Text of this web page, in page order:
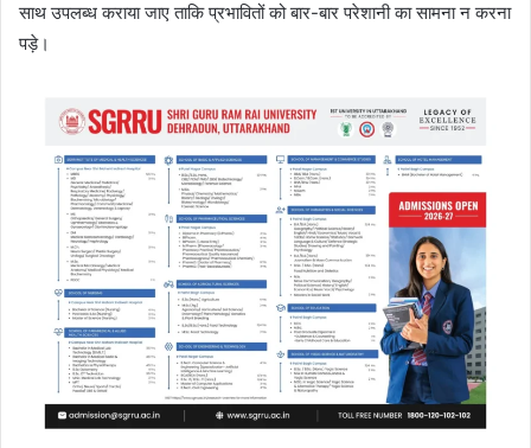
साथ उपलब्ध कराया जाए ताकि प्रभावितों को बार-बार परेशानी का सामना न करना
पड़े।